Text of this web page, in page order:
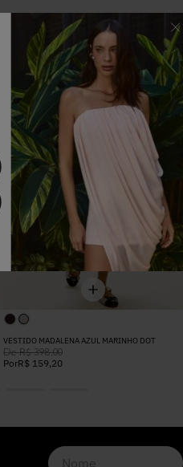
VESTIDO MADALENA AZUL MARINHO DOT
De R$ 398,00
PorR$ 159,20